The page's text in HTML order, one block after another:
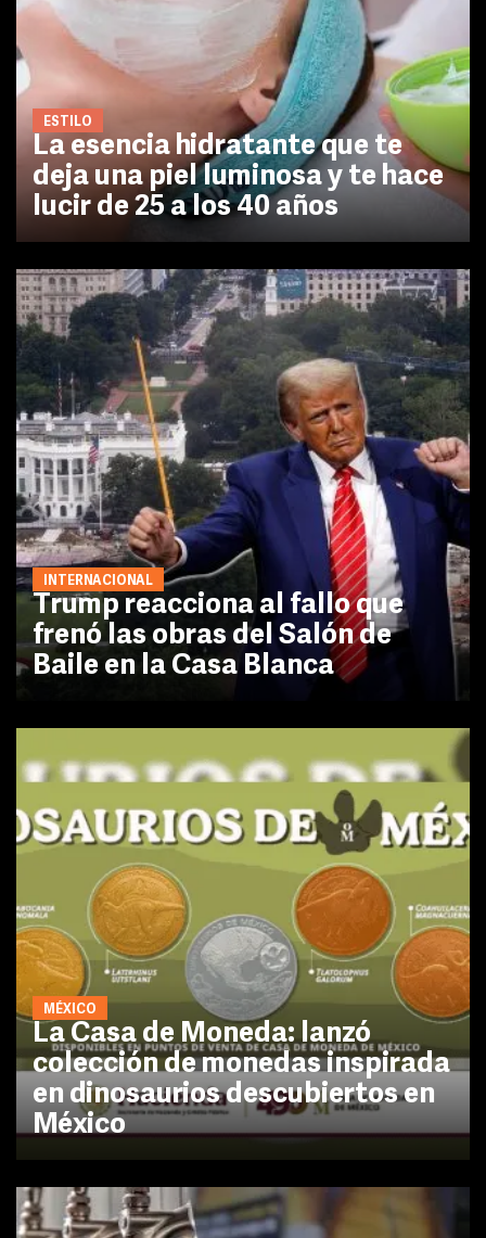
ESTILO
La esencia hidratante que te
deja una piel luminosa y te hace
lucir de 25 a los 40 años
INTERNACIONAL
Trump reacciona al fallo que
frenó las obras del Salón de
Baile en la Casa Blanca
MÉXICO
La Casa de Moneda: lanzó
colección de monedas inspirada
en dinosaurios descubiertos en
México